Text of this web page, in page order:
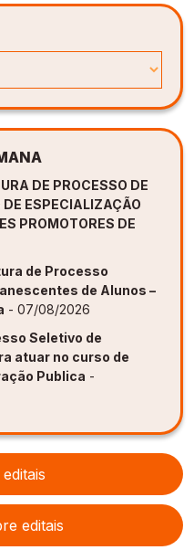
DE PROCESSO DE
DE ESPECIALIZAÇÃO
PROMOTORES DE
de Processo
de Alunos –
- 07/08/2026
Seletivo de
atuar no curso de
Publica -
editais